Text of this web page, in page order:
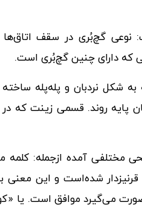
گچ‌بُری در سقف اتاق‌ها
که دارای چنین گچ‌بُری است.
شکل نردبان و پله‌پله ساخته
پایه روند. قسمی زینت که
آمده ازجمله: کلمه
شده‌است و این معنی
می‌گیرد موافق است. یا